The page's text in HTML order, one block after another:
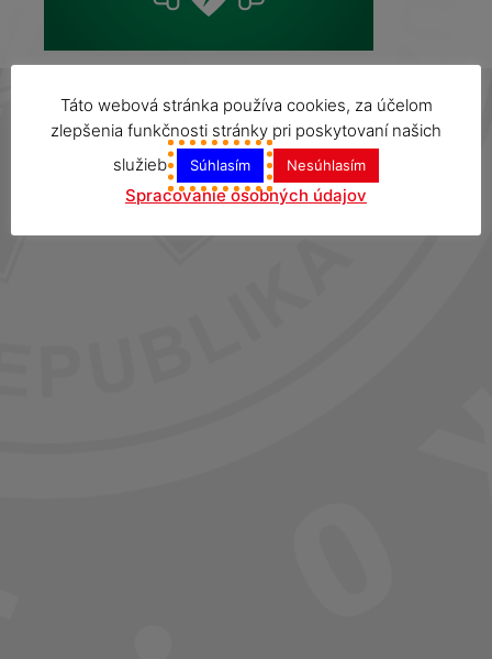
Táto webová stránka používa cookies, za účelom
zlepšenia funkčnosti stránky pri poskytovaní našich
služieb
Súhlasím Nesúhlasím
Spracovanie osobných údajov